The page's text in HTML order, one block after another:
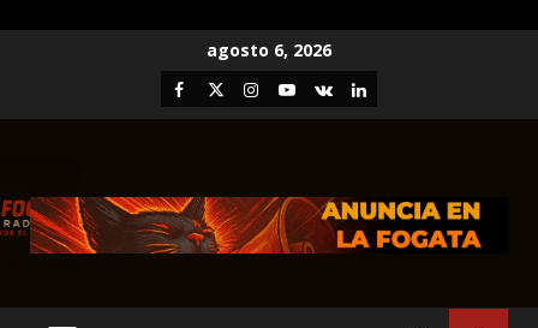
agosto 6, 2026
Facebook
TwitterInstagram
Youtube
VK LinkedIn